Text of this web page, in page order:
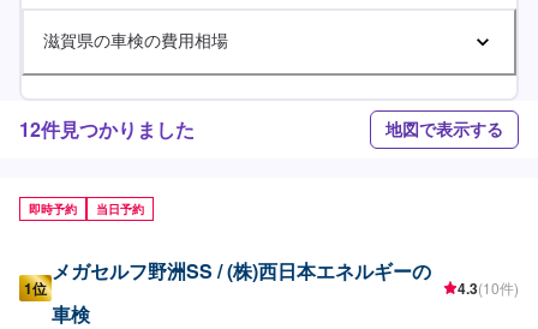
滋賀県の車検の費用相場
12件見つかりました 地図で表示する
即時予約 当日予約
1位
メガセルフ野洲SS / (株)西日本エネルギーの
車検
4.3(10件)